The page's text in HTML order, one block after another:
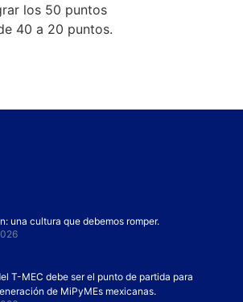
los 50 puntos
40 a 20 puntos.
una cultura que debemos romper.
T-MEC debe ser el punto de partida para
de MiPyMEs mexicanas.